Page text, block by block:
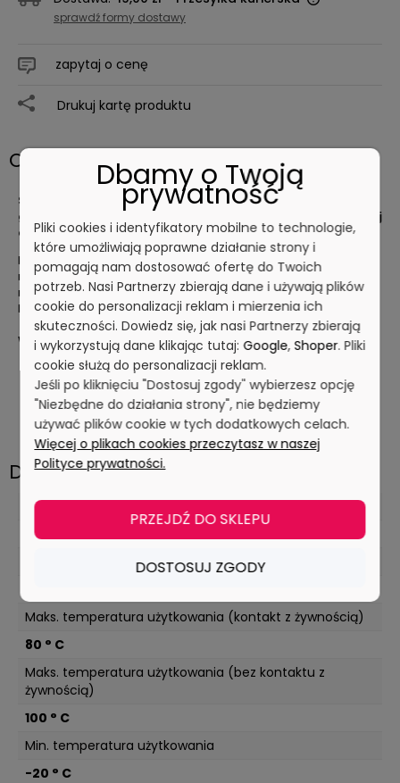
sprawdź formy dostawy
zapytaj o cenę
Drukuj kartę produktu
Opis
Szczotka o średnicy 135 mm, włosie ustawione dookoła
główki - również na froncie, co umożliwia mycie końcowej
części maszyny.
Pasuje do każdego stylu firmy Vikan. Idealnie sprawdzi się do
mycia maszyn w przemyśle spożywczym (wilki do mięsa,
mieszałki).
Materiał: polipropylen, poliester, stal nierdzewna
Wymiary:
długość: 130 mm
Ø 135 mm
włosie: średnie
długość włosia widoczna: 33 mm
Dane techniczne
Maks. wartość pH w stężeniu użytkowym
10,5 pH
Min. wartość pH w stężeniu użytkowym
Maks. temperatura użytkowania (kontakt z żywnością)
80 ° C
Maks. temperatura użytkowania (bez kontaktu z
żywnością)
100 ° C
Min. temperatura użytkowania
-20 ° C
Dbamy o Twoją
prywatność
Pliki cookies i identyfikatory mobilne to technologie,
które umożliwiają poprawne działanie strony i
pomagają nam dostosować ofertę do Twoich
potrzeb. Nasi Partnerzy zbierają dane i używają plików
cookie do personalizacji reklam i mierzenia ich
skuteczności. Dowiedz się, jak nasi Partnerzy zbierają
i wykorzystują dane klikając tutaj:Google,Shoper. Pliki
cookie służą do personalizacji reklam.
Jeśli po kliknięciu "Dostosuj zgody" wybierzesz opcję
"Niezbędne do działania strony", nie będziemy
używać plików cookie w tych dodatkowych celach.
Więcej o plikach cookies przeczytasz w naszej
Polityce prywatności.
PRZEJDŹ DO SKLEPU
DOSTOSUJ ZGODY